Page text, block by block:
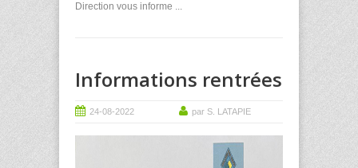
Direction vous informe ...
Informations rentrées
24-08-2022 par S. LATAPIE